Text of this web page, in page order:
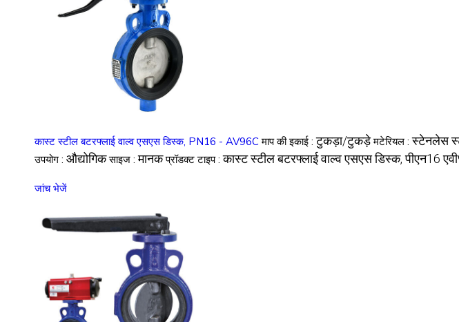
कास्ट स्टील बटरफ्लाई वाल्व एसएस डिस्क, PN16 - AV96C माप की इकाई :टुकड़ा/टुकड़े मटेरियल :स्टेनलेस
उपयोग : औद्योगिक साइज :मानक प्रॉडक्ट टाइप :कास्ट स्टील बटरफ्लाई वाल्व एसएस डिस्क, पीएन16
जांच भेजें